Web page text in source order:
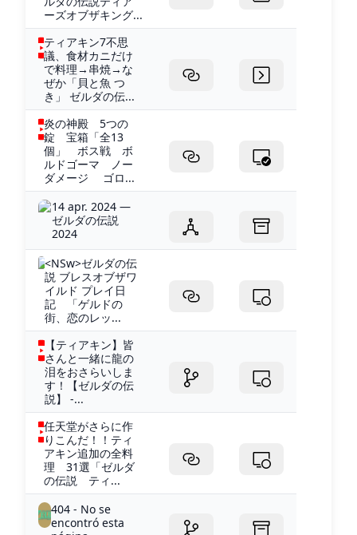
ーズオブザキング...
ティアキン7不思
議、食材カニだけ
で料理→串焼→な
ぜか「貝と魚 つ
き」 ゼルダの伝...
炎の神殿 5つの
錠 宝箱「全13
個」 ボス戦 ボ
ルドゴーマ ノー
ダメージ ゴロ...
14 apr. 2024 —
ゼルダの伝説
2024
<NSw>ゼルダの伝
説 ブレスオブザワ
イルド プレイ日
記 「ゲルドの
街、恋のレッ...
【ティアキン】皆
さんと一緒に龍の
泪をおさらいしま
す！【ゼルダの伝
説】 -...
任天堂がさらに作
りこんだ！！ティ
アキン追加の全料
理 31選「ゼルダ
の伝説 ティ...
404 - No se
encontró esta